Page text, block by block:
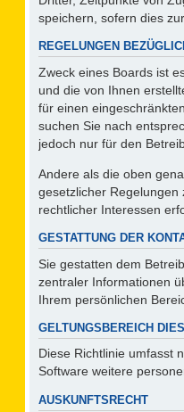
speichern, sofern dies
REGELUNGEN
Zweck eines Boards ist
und die von Ihnen
für einen
suchen Sie nach
jedoch nur für den
Andere als die oben
gesetzlicher
rechtlicher Interessen
GESTATTUNG DER
Sie gestatten dem
zentraler Informationen
Ihrem persönlichen
GELTUNGSBEREICH
Diese Richtlinie umfasst
Software weitere
AUSKUNFTSRECHT